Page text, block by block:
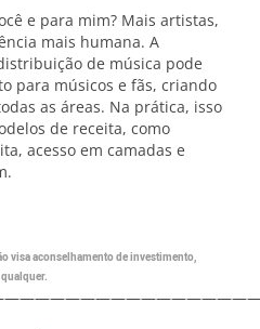
e para mim? Mais artistas,
mais humana. A
de música pode
para músicos e fãs, criando
as áreas. Na prática, isso
de receita, como
acesso em camadas e
visa aconselhamento de investimento,